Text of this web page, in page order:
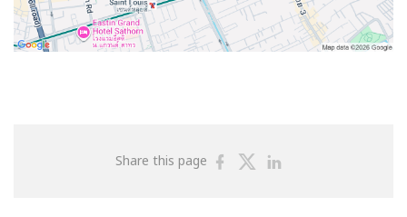
Share this page
ShareShare